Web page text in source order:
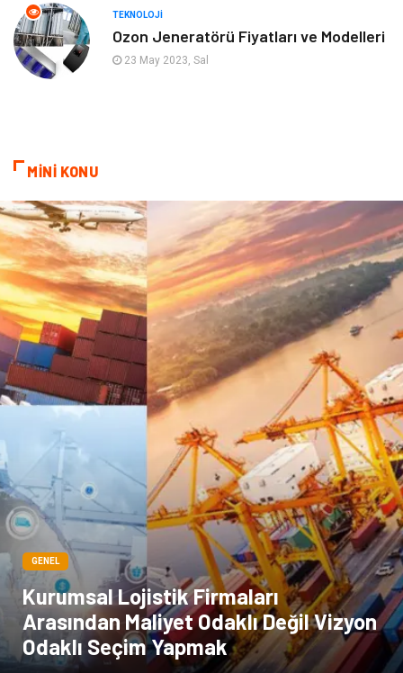
Ev İşleri
Astroloji
Cam sosyal
Kına Gecesi genel blog
Sigorta Veteriner
kadınlar ve takı sağlık
Spor Malzemeleri
TEKNOLOJI
Ozon Jeneratörü Fiyatları ve Modelleri
23 May 2023, Sal
MİNİ KONU
GENEL
Kurumsal Lojistik Firmaları
Arasından Maliyet Odaklı Değil Vizyon
Odaklı Seçim Yapmak